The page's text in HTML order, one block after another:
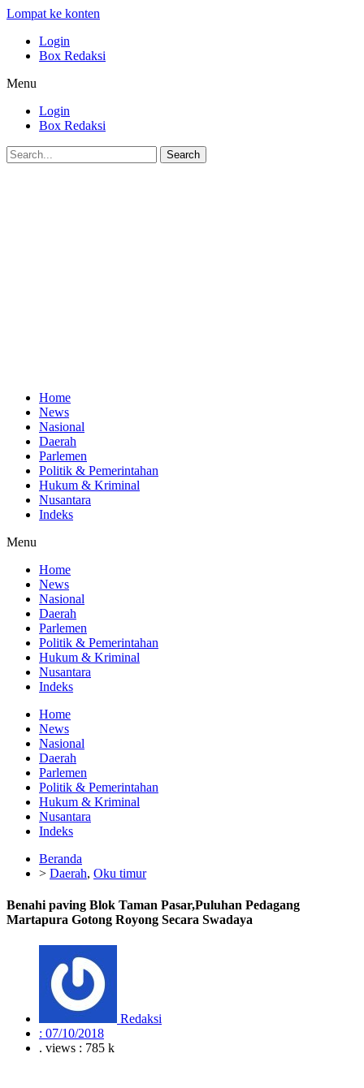
Lompat ke konten
Login
Box Redaksi
Menu
Login
Box Redaksi
Search
Home
News
Nasional
Daerah
Parlemen
Politik & Pemerintahan
Hukum & Kriminal
Nusantara
Indeks
Menu
Home
News
Nasional
Daerah
Parlemen
Politik & Pemerintahan
Hukum & Kriminal
Nusantara
Indeks
Home
News
Nasional
Daerah
Parlemen
Politik & Pemerintahan
Hukum & Kriminal
Nusantara
Indeks
Beranda
> Daerah, Oku timur
Benahi paving Blok Taman Pasar,Puluhan Pedagang
Martapura Gotong Royong Secara Swadaya
Redaksi
: 07/10/2018
. views : 785 k